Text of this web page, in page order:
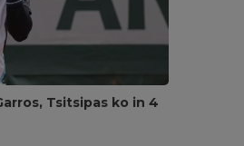
Tsitsipas ko in 4